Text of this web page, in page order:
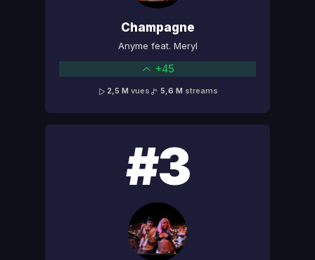
Champagne
Anyme feat. Meryl
+45
2,5 M vues 5,6 M streams
#3